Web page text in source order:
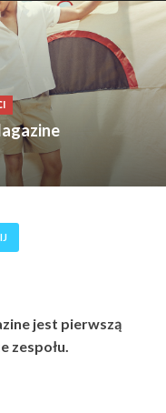
jest pierwszą
zespołu.